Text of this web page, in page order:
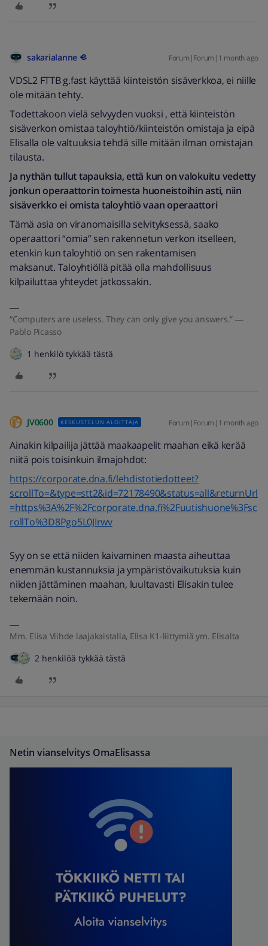
sakarialanne Forum|Forum|1 month ago
VDSL2 FTTB g.fast käyttää kiinteistön sisäverkkoa, ei niille
ole mitään tehty.
Todettakoon vielä selvyyden vuoksi , että kiinteistön
sisäverkon omistaa taloyhtiö/kiinteistön omistaja ja eipä
Elisalla ole valtuuksia tehdä sille mitään ilman omistajan
tilausta.
Ja nythän tullut tapauksia, että kun on valokuitu vedetty
jonkun operaattorin toimesta huoneistoihin asti, niin
sisäverkko ei omista taloyhtiö vaan operaattori
Tämä asia on viranomaisilla selvityksessä, saako
operaattori “omia” sen rakennetun verkon itselleen,
etenkin kun taloyhtiö on sen rakentamisen
maksanut. Taloyhtiöllä pitää olla mahdollisuus
kilpailuttaa yhteydet jatkossakin.
“Computers are useless. They can only give you answers.” ―
Pablo Picasso
1 henkilö tykkää tästä
JV0600 KESKUSTELUN ALOITTAJA Forum|Forum|1 month ago
Ainakin kilpailija jättää maakaapelit maahan eikä kerää
niitä pois toisinkuin ilmajohdot:
https://corporate.dna.fi/lehdistotiedotteet?
scrollTo=&type=stt2&id=72178490&status=all&returnUrl
=https%3A%2F%2Fcorporate.dna.fi%2Fuutishuone%3Fsc
rollTo%3D8Pgo5L0JIrwv
Syy on se että niiden kaivaminen maasta aiheuttaa
enemmän kustannuksia ja ympäristövaikutuksia kuin
niiden jättäminen maahan, luultavasti Elisakin tulee
tekemään noin.
Mm. Elisa Viihde laajakaistalla, Elisa K1-liittymiä ym. Elisalta
2 henkilöä tykkää tästä
Netin vianselvitys OmaElisassa